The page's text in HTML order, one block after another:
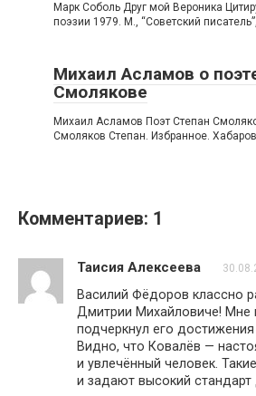
Марк Соболь Друг мой Вероника
поэзии 1979. М., “Советский
Михаил Асламов о
Смолякове
Михаил Асламов Поэт Степан
Смоляков Степан. Избранное.
Комментариев: 1
Таисия Алексеева
Василий Фёдоров классно
Дмитрии Михайловиче! Мне
подчеркнул его
Видно, что Ковалёв —
и увлечённый человек.
и задают высокий стандарт